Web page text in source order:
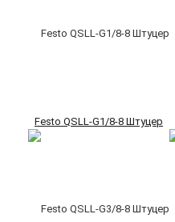
Festo QSLL-G1/8-8 Штуцер